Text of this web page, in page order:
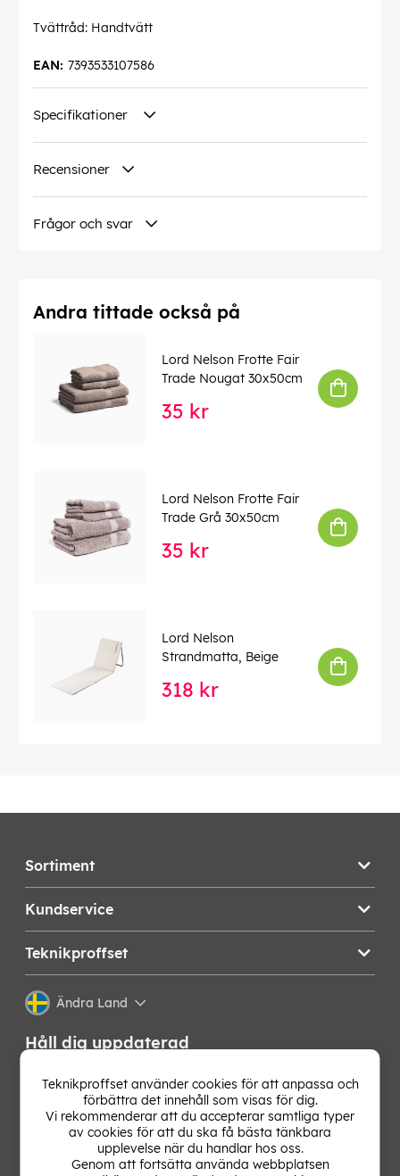
Tvättråd: Handtvätt
7393533107586
EAN:
Specifikationer
Recensioner
Frågor och svar
Andra tittade också på
Lord Nelson Frotte Fair
Trade Nougat 30x50cm
35 kr
Lord Nelson Frotte Fair
Trade Grå 30x50cm
35 kr
Lord Nelson
Strandmatta, Beige
318 kr
Sortiment
Kundservice
Teknikproffset
Ändra Land
Håll dig uppdaterad
Få de senaste nyheterna, hetaste erbjudandena och
bästa tipsen från oss direkt i din mejlkorg. Signa upp på
vårt nyhetsbrev!
Teknikproffset använder cookies för att anpassa och
förbättra det innehåll som visas för dig.
Vi rekommenderar att du accepterar samtliga typer
av cookies för att du ska få bästa tänkbara
upplevelse när du handlar hos oss.
Genom att fortsätta använda webbplatsen